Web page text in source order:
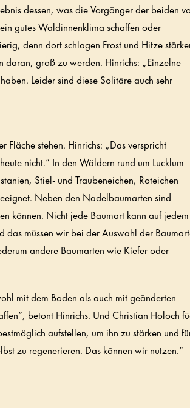
dessen, was die Vorgänger der beiden
gutes Waldinnenklima schaffen oder
denn dort schlagen Frost und Hitze
daran, groß zu werden. Hinrichs: „Einzelne
Leider sind diese Solitäre auch sehr
Fläche stehen. Hinrichs: „Das verspricht
nicht.“ In den Wäldern rund um Lucklum
Stiel- und Traubeneichen, Roteichen
Neben den Nadelbaumarten sind
können. Nicht jede Baumart kann auf jedem
das müssen wir bei der Auswahl der
andere Baumarten wie Kiefer oder
mit dem Boden als auch mit geänderten
betont Hinrichs. Und Christian Holoch
aufstellen, um ihn zu stärken und
zu regenerieren. Das können wir nutzen.“